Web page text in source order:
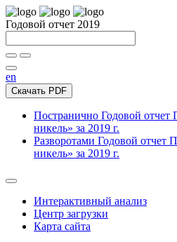
Годовой отчет 2019
en
Скачать PDF
Постранично Годовой
никель» за 2019 г.
Разворотами Годовой
никель» за 2019 г.
Интерактивный анализ
Центр загрузки
Карта сайта